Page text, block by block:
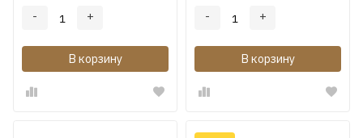
- +
В корзину
- +
В корзину